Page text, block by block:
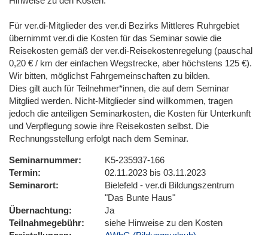
Für ver.di-Mitglieder des ver.di Bezirks Mittleres Ruhrgebiet
übernimmt ver.di die Kosten für das Seminar sowie die
Reisekosten gemäß der ver.di-Reisekostenregelung (pauschal
0,20 € / km der einfachen Wegstrecke, aber höchstens 125 €).
Wir bitten, möglichst Fahrgemeinschaften zu bilden.
Dies gilt auch für Teilnehmer*innen, die auf dem Seminar
Mitglied werden. Nicht-Mitglieder sind willkommen, tragen
jedoch die anteiligen Seminarkosten, die Kosten für Unterkunft
und Verpflegung sowie ihre Reisekosten selbst. Die
Rechnungsstellung erfolgt nach dem Seminar.
Seminarnummer
K5-235937-166
Termin
02.11.2023 bis 03.11.2023
Seminarort
Bielefeld - ver.di Bildungszentrum
"Das Bunte Haus"
Übernachtung
Ja
Teilnahmegebühr
siehe Hinweise zu den Kosten